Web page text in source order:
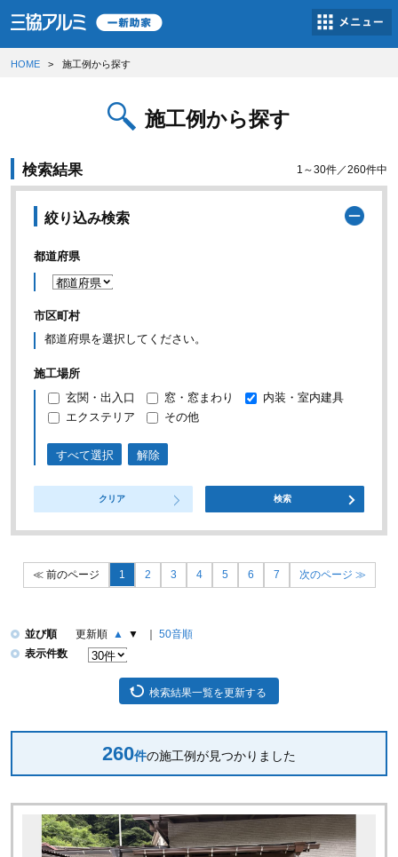
HOME 施工例から探す
施工例から探す
検索結果 1～30件／260件中
絞り込み検索
都道府県
市区町村
都道府県を選択してください。
施工場所
玄関・出入口
窓・窓まわり
内装・室内建具
エクステリア
その他
すべて選択 解除
クリア 検索
前のページ 1 2 3 4 5 6 7 次のページ
並び順 更新順 ▲ ▼
50音順
表示件数
検索結果一覧を更新する
260件の施工例が見つかりました